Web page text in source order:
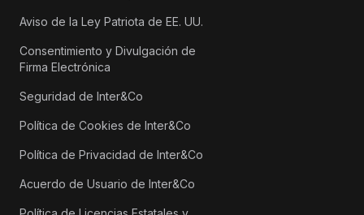
Aviso de la Ley Patriota de EE. UU.
Consentimiento y Divulgación de
Firma Electrónica
Seguridad de Inter&Co
Política de Cookies de Inter&Co
Política de Privacidad de Inter&Co
Acuerdo de Usuario de Inter&Co